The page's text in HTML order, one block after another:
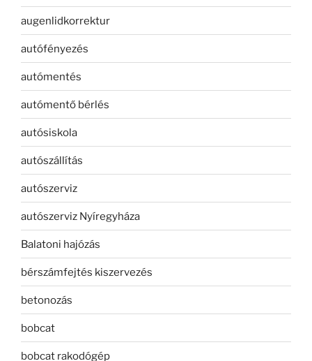
augenlidkorrektur
autófényezés
autómentés
autómentő bérlés
autósiskola
autószállítás
autószerviz
autószerviz Nyíregyháza
Balatoni hajózás
bérszámfejtés kiszervezés
betonozás
bobcat
bobcat rakodógép